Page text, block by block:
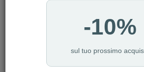
NUMERO ARTICOLI:1218
-10%
sul tuo prossimo